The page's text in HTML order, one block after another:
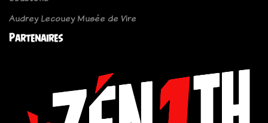
Audrey Lecouey Musée de Vire
Partenaires